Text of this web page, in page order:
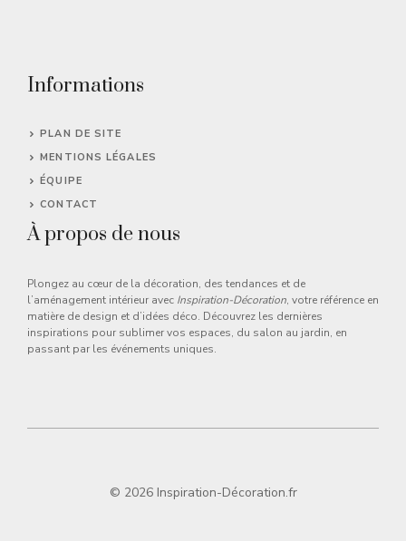
Informations
PLAN DE SITE
MENTIONS LÉGALES
ÉQUIPE
CONTACT
À propos de nous
Plongez au cœur de la décoration, des tendances et de
l’aménagement intérieur avec Inspiration-Décoration, votre référence en
matière de design et d’idées déco. Découvrez les dernières
inspirations pour sublimer vos espaces, du salon au jardin, en
passant par les événements uniques.
© 2026 Inspiration-Décoration.fr